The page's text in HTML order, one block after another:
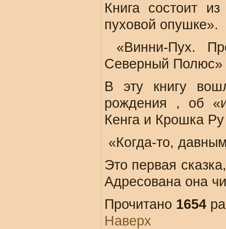
Книга состоит
пуховой опушке».
«Винни-Пух.
Северный
В эту книгу
рождения , об
Кенга и Крошка
«Когда-то,
Это первая
Адресована она
Прочитано 1654
Наверх